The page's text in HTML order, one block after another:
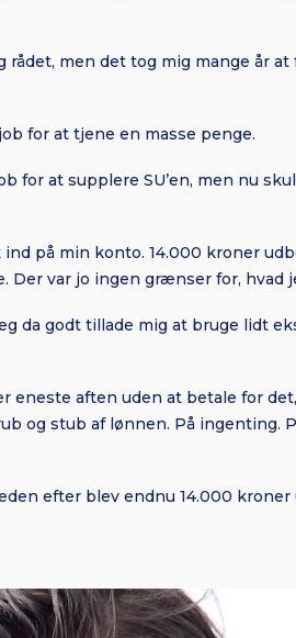
men det tog mig mange år
for at tjene en masse penge.
for at supplere SU’en, men nu
på min konto. 14.000 kroner
var jo ingen grænser for, hvad
da godt tillade mig at bruge lidt
eneste aften uden at betale for
og stub af lønnen. På ingenting.
efter blev endnu 14.000 kroner